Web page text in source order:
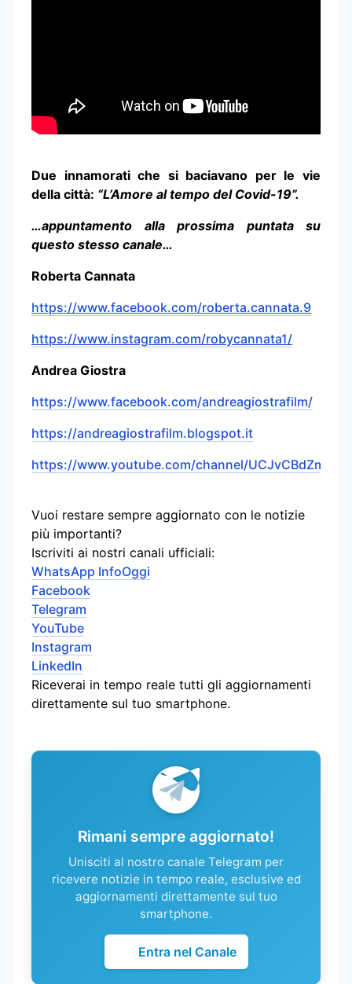
Due innamorati che si baciavano per le vie
della città: “L’Amore al tempo del Covid-19”.
…appuntamento alla prossima puntata su
questo stesso canale…
Roberta Cannata
https://www.facebook.com/roberta.cannata.9
https://www.instagram.com/robycannata1/
Andrea Giostra
https://www.facebook.com/andreagiostrafilm/
https://andreagiostrafilm.blogspot.it
https://www.youtube.com/channel/
Vuoi restare sempre aggiornato con le notizie
più importanti?
Iscriviti ai nostri canali ufficiali:
WhatsApp InfoOggi
Facebook
Telegram
YouTube
Instagram
LinkedIn
Riceverai in tempo reale tutti gli aggiornamenti
direttamente sul tuo smartphone.
Rimani sempre aggiornato!
Unisciti al nostro canale Telegram per
ricevere notizie in tempo reale, esclusive ed
aggiornamenti direttamente sul tuo
smartphone.
Entra nel Canale